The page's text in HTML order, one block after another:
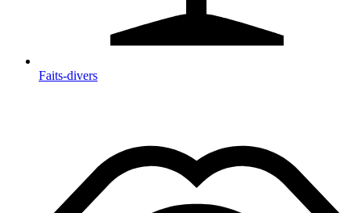
Faits-divers